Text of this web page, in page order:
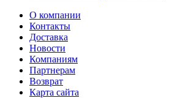
О компании
Контакты
Доставка
Новости
Компаниям
Партнерам
Возврат
Карта сайта